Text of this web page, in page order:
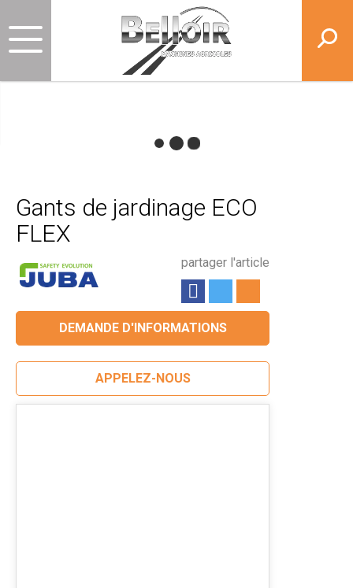
Gants de jardinage ECO
FLEX
partager l'article
DEMANDE D'INFORMATIONS
APPELEZ-NOUS